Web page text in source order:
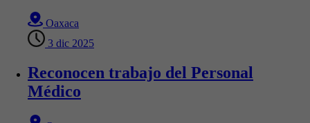
Oaxaca
3 dic 2025
Reconocen trabajo del Personal
Médico